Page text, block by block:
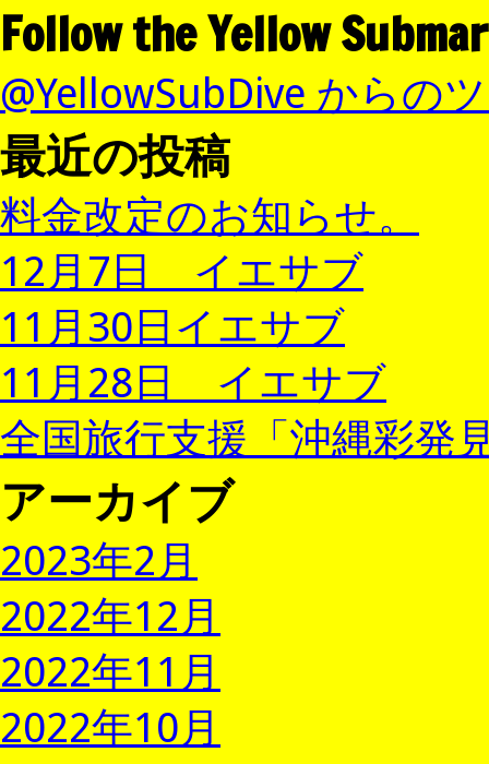
Follow the Yellow
@YellowSubDive からの
最近の投稿
料金改定のお知らせ。
12月7日 イエサブ
11月30日イエサブ
11月28日 イエサブ
全国旅行支援「沖縄彩発
アーカイブ
2023年2月
2022年12月
2022年11月
2022年10月